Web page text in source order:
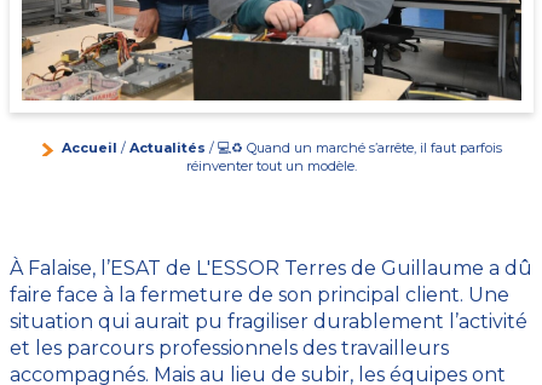
Accueil / Actualités / 💻♻️ Quand un marché s’arrête, il faut parfois
réinventer tout un modèle.
À Falaise, l’ESAT de L'ESSOR Terres de Guillaume a dû
faire face à la fermeture de son principal client. Une
situation qui aurait pu fragiliser durablement l’activité
et les parcours professionnels des travailleurs
accompagnés. Mais au lieu de subir, les équipes ont